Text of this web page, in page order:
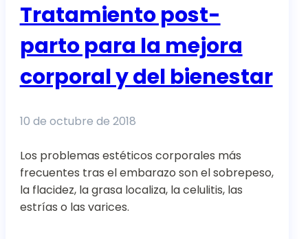
Tratamiento post-
parto para la mejora
corporal y del bienestar
10 de octubre de 2018
Los problemas estéticos corporales más
frecuentes tras el embarazo son el sobrepeso,
la flacidez, la grasa localiza, la celulitis, las
estrías o las varices.